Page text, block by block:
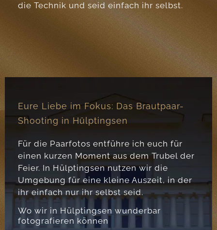
die Technik und seid einfach ihr selbst.
Eure Liebe im Fokus: Das Brautpaar-
Shooting in Hülptingsen
Für die Paarfotos entführe ich euch für
einen kurzen Moment aus dem Trubel der
Feier. In Hülptingsen nutzen wir die
Umgebung für eine kleine Auszeit, in der
ihr einfach nur ihr selbst seid.
Wo wir in Hülptingsen wunderbar
fotografieren können